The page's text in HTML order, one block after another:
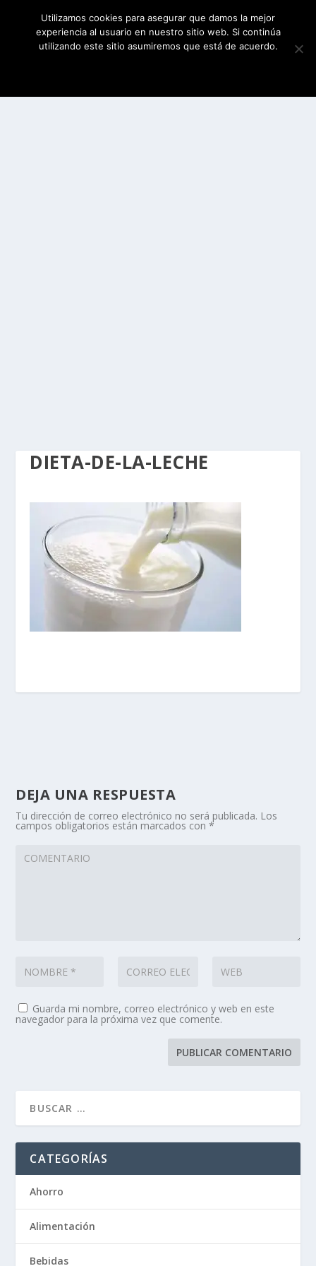
DIETA-DE-LA-LECHE
DEJA UNA RESPUESTA
Tu dirección de correo electrónico no será publicada. Los
campos obligatorios están marcados con*
Guarda mi nombre, correo electrónico y web en este
navegador para la próxima vez que comente.
CATEGORÍAS
Ahorro
Alimentación
Bebidas
Utilizamos cookies para asegurar que damos la mejor
experiencia al usuario en nuestro sitio web. Si continúa
utilizando este sitio asumiremos que está de acuerdo.